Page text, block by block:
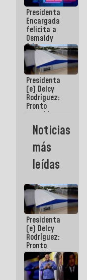
fondos de
emergencia
post-sismos
Presidenta
Encargada
felicita a
Osmaidy
Arias y
Giraly
Marcano por
hacer
historia en
los
Centroamericanos
Presidenta
(e) Delcy
Rodríguez:
Pronto
restableceremos
las
operaciones
Aeropuerto
Internacional
de
Noticias
más
leídas
Presidenta
(e) Delcy
Rodríguez:
Pronto
restableceremos
las
operaciones